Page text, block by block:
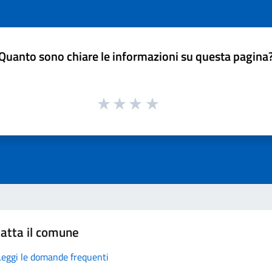
sono chiare le informazioni su questa
il comune
le domande frequenti